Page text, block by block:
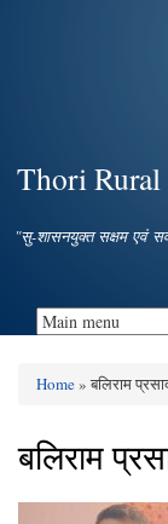
Thori Rural
"सु-शासनयुक्त सक्षम एवं
Home» बलिराम
बलिराम